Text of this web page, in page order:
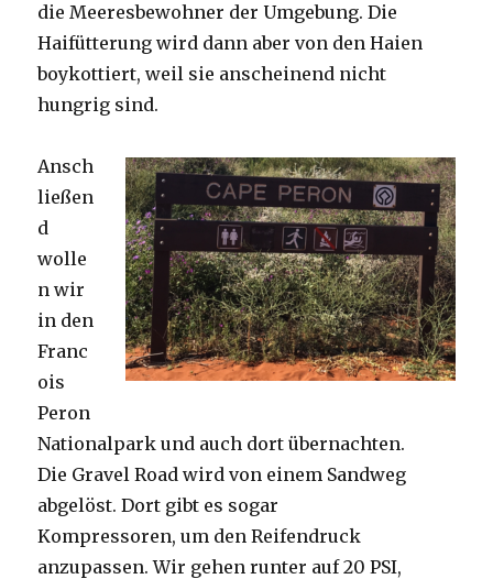
die Meeresbewohner der Umgebung. Die
Haifütterung wird dann aber von den Haien
boykottiert, weil sie anscheinend nicht
hungrig sind.
Ansch
ließen
d
wolle
n wir
in den
Franc
ois
Peron
Nationalpark und auch dort übernachten.
Die Gravel Road wird von einem Sandweg
abgelöst. Dort gibt es sogar
Kompressoren, um den Reifendruck
anzupassen. Wir gehen runter auf 20 PSI,